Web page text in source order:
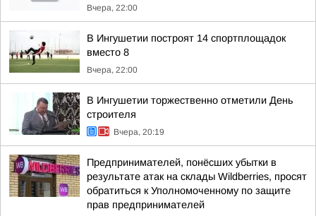
Вчера, 22:00
В Ингушетии построят 14 спортплощадок
вместо 8
Вчера, 22:00
В Ингушетии торжественно отметили День
строителя
Вчера, 20:19
Предпринимателей, понёсших убытки в
результате атак на склады Wildberries, просят
обратиться к Уполномоченному по защите
прав предпринимателей